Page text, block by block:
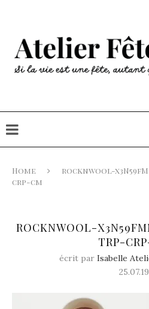
Home
rocknwool-
crp-cm
ROCKNWOOL-
TRP-
écrit par Isabelle
25.07.19